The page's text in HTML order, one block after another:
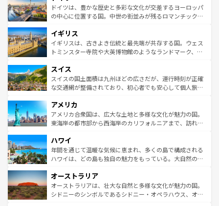
性で訪れる人を魅了する。 なお、新着のスペイン情報は コ
ンテンツ一覧を参照してほしい。
聖堂、美しいビーチ、そして豊かな自然が、訪れる者を心
から魅了する。また、フランスは美食の国としても知ら
いる。シャンパンの発祥地であるランス、プロヴァンスの
香り高いラベンダー畑など、多彩な楽しみ方が可能だ。さ
らに、パリ以外の地域にも魅力が溢れており、どの街角に
れる地方に足を運ぶとそれぞれで全く異なる文化を体験で
きるだろう。 なお、新着のフランス情報はコンテンツ一覧
を参照してほしい。
ドイツは、豊かな歴史と多彩な文化が交差するヨーロッパ
の中心に位置する国。中世の街並みが残るロマンチック街
顔を持つこの国は、どこを歩いても飽きることがない。ベ
ルリンの文化的活気、バイエルン州のアルプスの絶景、そ
してライン川沿いのワイン畑といった風景は必見。ビール
は、お酒好きな人にはぜひ体験してほしい。 なお、新着の
ドイツ情報はコンテンツ一覧を参照してほしい。
イギリス
イギリスは、古きよき伝統と最先端が共存する国。ウェス
トミンスター寺院や大英博物館のようなランドマーク、歴
リアごとに異なる魅力がある。また、優雅なアフタヌーン
ティー、ビール好きにはたまらない英国パブ、サッカー観
戦など、本場だからこそできる体験も豊富。イギリスを旅
ンツ一覧を参照してほしい。
スイス
スイスの国土面積は九州ほどの広さだが、運行時刻が正確
な交通網が整備されており、初心者でも安心して個人旅行
の建物がそのまま残る町や、スイスならではのユニークな
博物館もあり、アルプス観光だけでなく町歩きも満喫する
ことができる。国民の所得が高いため物価も高いが、旅行
ば市内交通費無料で観光を楽しむこともできる。 なお、新
着のスイス情報はコンテンツ一覧 を参照してほしい。
アメリカ
アメリカ合衆国は、広大な土地と多様な文化が魅力の国。
東海岸の都市部から西海岸のカリフォルニアまで、訪れる
のような巨大都市は、観光、ショッピング、エンターテイ
ンメントが詰まった刺激的なスポットだ。一方、アメリカ
西部には大自然が広がり、グランドキャニオンやイエロー
部のニューオーリンズでは、音楽と美食が融合した独特の
文化が魅力。旅行者はアメリカの各地域で異なる魅力を楽
しみながら、その多様性と豊かな歴史を感じることができ
ハワイ
年間を通じて温暖な気候に恵まれ、多くの島で構成される
ハワイは、どの島も独自の魅力をもっている。大自然の神
ワイ島は見逃せない。また、定番の観光地といえばオアフ
島だが、静かな自然を求めるならマウイ島やカウアイ島が
おすすめ。エメラルドグリーンに輝く海をはじめ、豊かな
オーストラリア
オーストラリアは、壮大な自然と多様な文化が魅力の国。
シドニーのシンボルであるシドニー・オペラハウス、オー